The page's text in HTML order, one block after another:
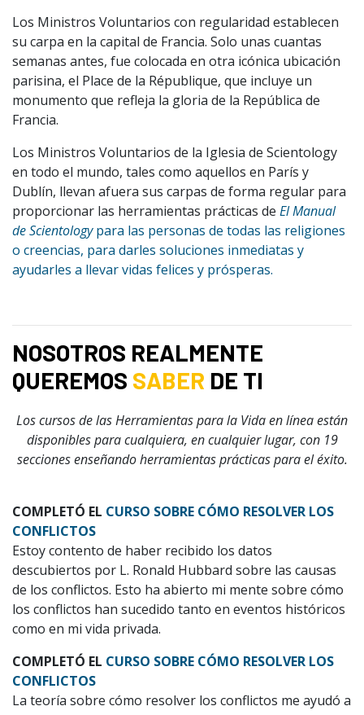
Los Ministros Voluntarios con regularidad establecen
su carpa en la capital de Francia. Solo unas cuantas
semanas antes, fue colocada en otra icónica ubicación
parisina, el Place de la République, que incluye un
monumento que refleja la gloria de la República de
Francia.
Los Ministros Voluntarios de la Iglesia de Scientology
en todo el mundo, tales como aquellos en París y
Dublín, llevan afuera sus carpas de forma regular para
proporcionar las herramientas prácticas de El Manual
de Scientologypara las personas de todas las religiones
o creencias, para darles soluciones inmediatas y
ayudarles a llevar vidas felices y prósperas.
NOSOTROS REALMENTE
QUEREMOS SABER DE TI
Los cursos de las Herramientas para la Vida en línea están
disponibles para cualquiera, en cualquier lugar, con 19
secciones enseñando herramientas prácticas para el éxito.
COMPLETÓ EL CURSO SOBRE CÓMO RESOLVER LOS
CONFLICTOS
Estoy contento de haber recibido los datos
descubiertos por L. Ronald Hubbard sobre las causas
de los conflictos. Esto ha abierto mi mente sobre cómo
los conflictos han sucedido tanto en eventos históricos
como en mi vida privada.
COMPLETÓ EL CURSO SOBRE CÓMO RESOLVER LOS
CONFLICTOS
La teoría sobre cómo resolver los conflictos me ayudó a